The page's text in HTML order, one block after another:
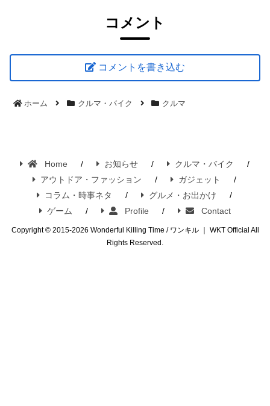
コメント
コメントを書き込む
ホーム クルマ・バイク クルマ
Home お知らせ
クルマ・バイク
アウトドア・ファッション
ガジェット
コラム・時事ネタ
グルメ・お出かけ
ゲーム
Profile Contact
Copyright © 2015-2026 Wonderful Killing Time / ワンキル ｜ WKT Official All
Rights Reserved.